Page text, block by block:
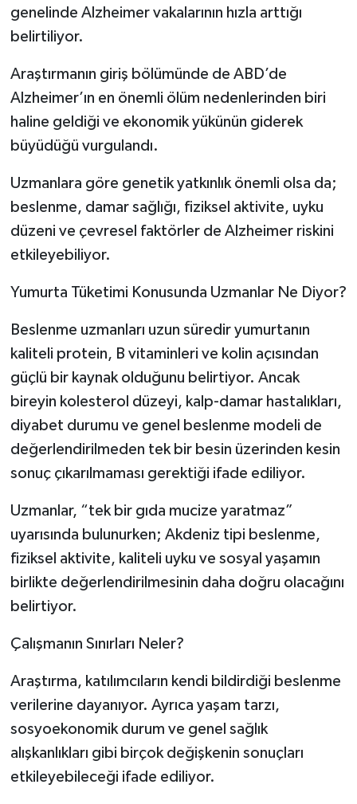
genelinde Alzheimer vakalarının hızla arttığı
belirtiliyor.
Araştırmanın giriş bölümünde de ABD’de
Alzheimer’ın en önemli ölüm nedenlerinden biri
haline geldiği ve ekonomik yükünün giderek
büyüdüğü vurgulandı.
Uzmanlara göre genetik yatkınlık önemli olsa da;
beslenme, damar sağlığı, fiziksel aktivite, uyku
düzeni ve çevresel faktörler de Alzheimer riskini
etkileyebiliyor.
Yumurta Tüketimi Konusunda Uzmanlar Ne Diyor?
Beslenme uzmanları uzun süredir yumurtanın
kaliteli protein, B vitaminleri ve kolin açısından
güçlü bir kaynak olduğunu belirtiyor. Ancak
bireyin kolesterol düzeyi, kalp-damar hastalıkları,
diyabet durumu ve genel beslenme modeli de
değerlendirilmeden tek bir besin üzerinden kesin
sonuç çıkarılmaması gerektiği ifade ediliyor.
Uzmanlar, “tek bir gıda mucize yaratmaz”
uyarısında bulunurken; Akdeniz tipi beslenme,
fiziksel aktivite, kaliteli uyku ve sosyal yaşamın
birlikte değerlendirilmesinin daha doğru olacağını
belirtiyor.
Çalışmanın Sınırları Neler?
Araştırma, katılımcıların kendi bildirdiği beslenme
verilerine dayanıyor. Ayrıca yaşam tarzı,
sosyoekonomik durum ve genel sağlık
alışkanlıkları gibi birçok değişkenin sonuçları
etkileyebileceği ifade ediliyor.